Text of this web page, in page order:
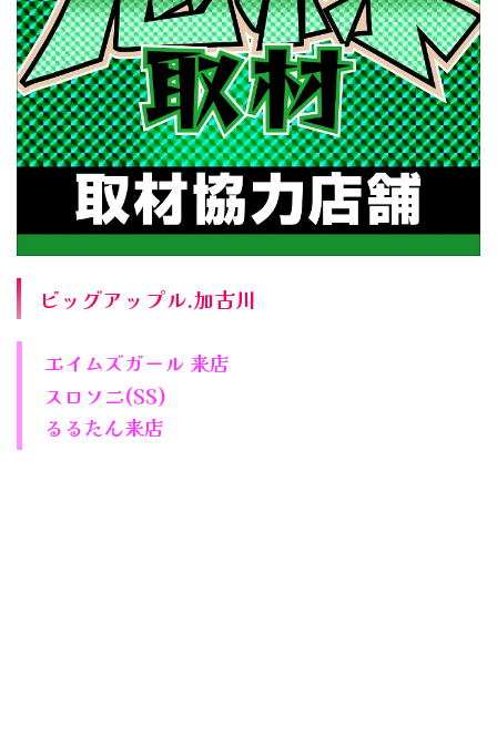
ビッグアップル.加古川
エイムズガール 来店
スロソニ(SS)
るるたん来店